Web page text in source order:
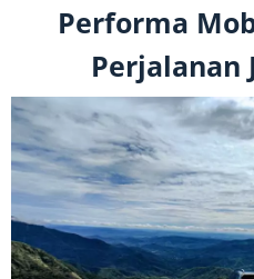
Performa
Perjalanan